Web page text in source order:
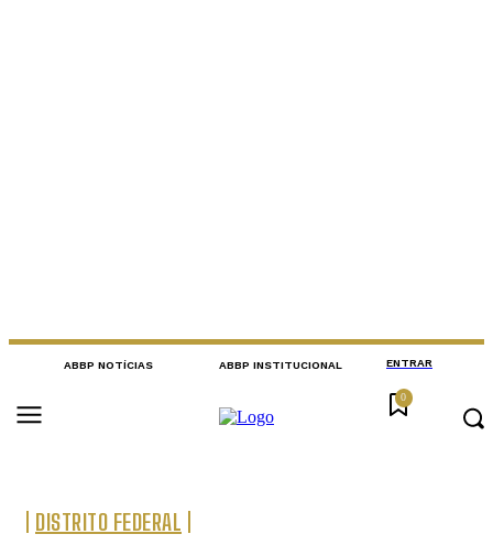
ABBP NOTÍCIAS ABBP INSTITUCIONAL ENTRAR
0
DISTRITO FEDERAL